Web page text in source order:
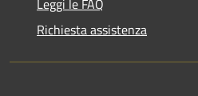
Richiesta assistenza